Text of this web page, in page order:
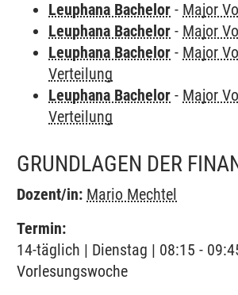
Leuphana Bachelor - Major
Leuphana Bachelor - Major
Leuphana Bachelor - Major
Verteilung
Leuphana Bachelor - Major
Verteilung
GRUNDLAGEN DER
Dozent/in: Mario Mechtel
Termin:
14-täglich | Dienstag | 08:15 -
Vorlesungswoche